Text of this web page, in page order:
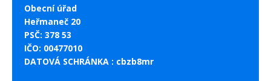
Obecní úřad
Heřmaneč 20
PSČ: 378 53
IČO: 00477010
DATOVÁ SCHRÁNKA : cbzb8mr